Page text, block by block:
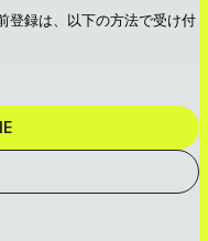
登録は、以下の方法で受け付